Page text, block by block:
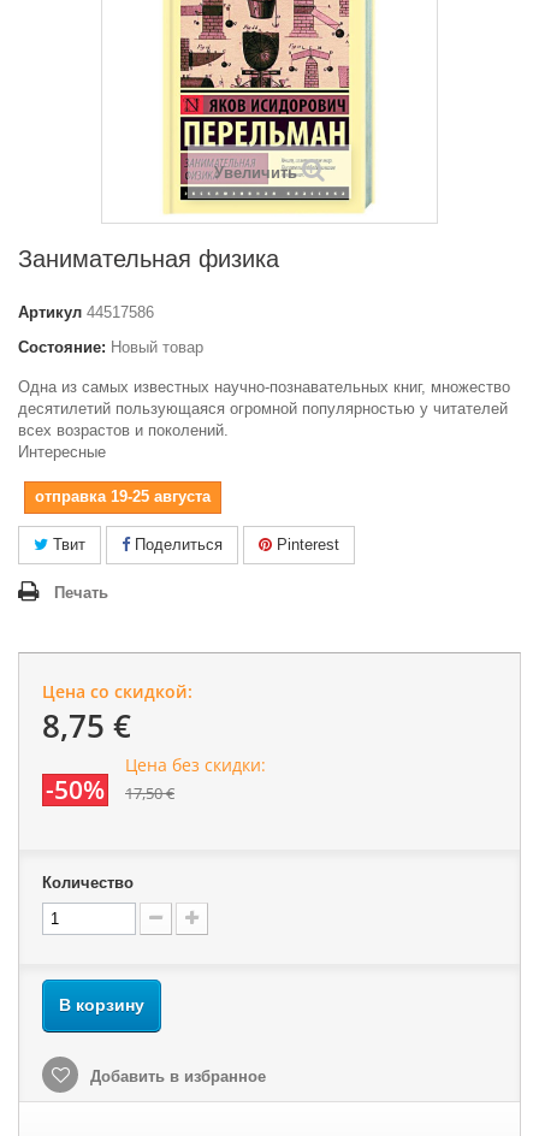
Увеличить
Занимательная физика
Артикул 44517586
Состояние: Новый товар
Одна из самых известных научно-познавательных книг, множество
десятилетий пользующаяся огромной популярностью у читателей
всех возрастов и поколений.
Интересные
отправка 19-25 августа
Твит Поделиться Pinterest
Печать
Цена со скидкой:
8,75 €
-50%
Цена без скидки:
17,50 €
Количество
В корзину
Добавить в избранное